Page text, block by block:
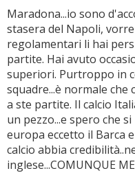
Maradona...io sono
stasera del Napoli,
regolamentari li hai
partite. Hai avuto
superiori. Purtroppo in
squadre...è normale che
a ste partite. Il calcio
un pezzo...e spero che
europa eccetto il Barca
calcio abbia
inglese...COMUNQUE